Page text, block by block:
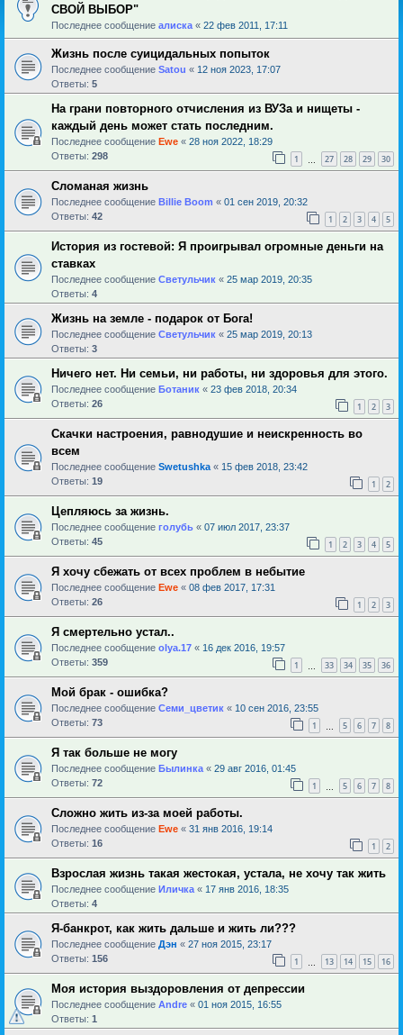
СВОЙ ВЫБОР"
Последнее сообщение алиска « 22 фев 2011, 17:11
Жизнь после суицидальных попыток
Последнее сообщение Satou « 12 ноя 2023, 17:07
Ответы: 5
На грани повторного отчисления из ВУЗа и нищеты -
каждый день может стать последним.
Последнее сообщение Ewe « 28 ноя 2022, 18:29
Ответы: 298 1 27 28 29 30
Сломаная жизнь
Последнее сообщение Billie Boom « 01 сен 2019, 20:32
Ответы: 42 1 2 3 4 5
История из гостевой: Я проигрывал огромные деньги на
ставках
Последнее сообщение Светульчик « 25 мар 2019, 20:35
Ответы: 4
Жизнь на земле - подарок от Бога!
Последнее сообщение Светульчик « 25 мар 2019, 20:13
Ответы: 3
Ничего нет. Ни семьи, ни работы, ни здоровья для этого.
Последнее сообщение Ботаник « 23 фев 2018, 20:34
Ответы: 26 1 2 3
Скачки настроения, равнодушие и неискренность во
всем
Последнее сообщение Swetushka « 15 фев 2018, 23:42
Ответы: 19 1 2
Цепляюсь за жизнь.
Последнее сообщение голубь « 07 июл 2017, 23:37
Ответы: 45 1 2 3 4 5
Я хочу сбежать от всех проблем в небытие
Последнее сообщение Ewe « 08 фев 2017, 17:31
Ответы: 26 1 2 3
Я смертельно устал..
Последнее сообщение olya.17 « 16 дек 2016, 19:57
Ответы: 359 1 33 34 35 36
Мой брак - ошибка?
Последнее сообщение Семи_цветик « 10 сен 2016, 23:55
Ответы: 73 1 5 6 7 8
Я так больше не могу
Последнее сообщение Былинка « 29 авг 2016, 01:45
Ответы: 72 1 5 6 7 8
Сложно жить из-за моей работы.
Последнее сообщение Ewe « 31 янв 2016, 19:14
Ответы: 16 1 2
Взрослая жизнь такая жестокая, устала, не хочу так жить
Последнее сообщение Иличка « 17 янв 2016, 18:35
Ответы: 4
Я-банкрот, как жить дальше и жить ли???
Последнее сообщение Дэн « 27 ноя 2015, 23:17
Ответы: 156 1 13 14 15 16
Моя история выздоровления от депрессии
Последнее сообщение Andre « 01 ноя 2015, 16:55
Ответы: 1